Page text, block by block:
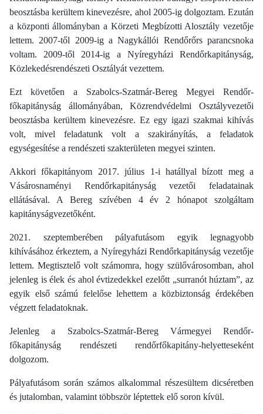
beosztásba kerültem kinevezésre, ahol 2005-ig dolgoztam. Ezután
a központi állományban a Körzeti Megbízotti Alosztály vezetője
lettem. 2007-től 2009-ig a Nagykállói Rendőrőrs parancsnoka
voltam. 2009-től 2014-ig a Nyíregyházi Rendőrkapitányság,
Közlekedésrendészeti Osztályát vezettem.
Ezt követően a Szabolcs-Szatmár-Bereg Megyei Rendőr-
főkapitányság állományában, Közrendvédelmi Osztályvezetői
beosztásba kerültem kinevezésre. Ez egy igazi szakmai kihívás
volt, mivel feladatunk volt a szakirányítás, a feladatok
egységesítése a rendészeti szakterületen megyei szinten.
Akkori főkapitányom 2017. július 1-i hatállyal bízott meg a
Vásárosnaményi Rendőrkapitányság vezetői feladatainak
ellátásával. A Bereg szívében 4 év 2 hónapot szolgáltam
kapitányságvezetőként.
2021. szeptemberében pályafutásom egyik legnagyobb
kihívásához érkeztem, a Nyíregyházi Rendőrkapitányság vezetője
lettem. Megtisztelő volt számomra, hogy szülővárosomban, ahol
jelenleg is élek és ahol évtizedekkel ezelőtt „surranót húztam”, az
egyik első számú felelőse lehettem a közbiztonság érdekében
végzett feladatoknak.
Jelenleg a Szabolcs-Szatmár-Bereg Vármegyei Rendőr-
főkapitányság rendészeti rendőrfőkapitány-helyetteseként
dolgozom.
Pályafutásom során számos alkalommal részesültem dicséretben
és jutalomban, valamint többször léptettek elő soron kívül.